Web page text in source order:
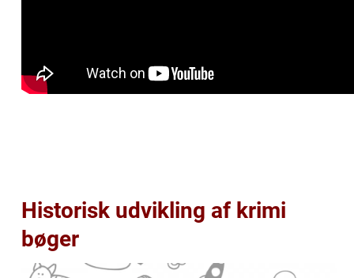
Historisk udvikling af krimi
bøger